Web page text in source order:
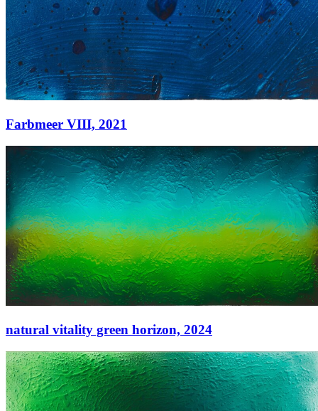
Farbmeer VIII, 2021
Farbmeer VIII,2021
Acryl auf Papier
65 x 50 cm
natural vitality green horizon, 2024
natural vitality green horizon,2024
Acryl auf Leinwand
120 × 240